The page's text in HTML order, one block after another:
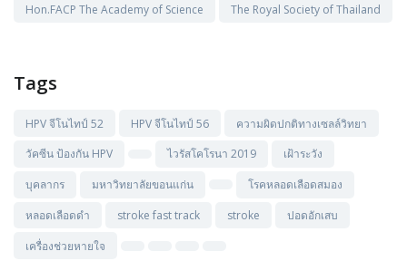
Hon.FACP The Academy of Science
The Royal Society of Thailand
Tags
HPV จีโนไทป์ 52 HPV จีโนไทป์ 56
ความผิดปกติทางเซลล์วิทยา
วัคซีน ป้องกัน HPV
ไวรัสโคโรนา 2019
เฝ้าระวัง
บุคลากร
มหาวิทยาลัยขอนแก่น
โรคหลอดเลือดสมอง
หลอดเลือดดำ
stroke fast track stroke
ปอดอักเสบ
เครื่องช่วยหายใจ